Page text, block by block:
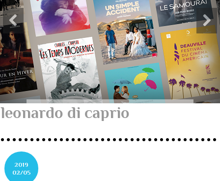
leonardo di caprio
2019
02/05